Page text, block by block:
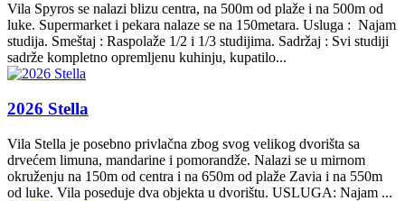
Vila Spyros se nalazi blizu centra, na 500m od plaže i na 500m od
luke. Supermarket i pekara nalaze se na 150metara. Usluga : Najam
studija. Smeštaj : Raspolaže 1/2 i 1/3 studijima. Sadržaj : Svi studiji
sadrže kompletno opremljenu kuhinju, kupatilo...
2026 Stella
Vila Stella je posebno privlačna zbog svog velikog dvorišta sa
drvećem limuna, mandarine i pomorandže. Nalazi se u mirnom
okruženju na 150m od centra i na 650m od plaže Zavia i na 550m
od luke. Vila poseduje dva objekta u dvorištu. USLUGA: Najam ...